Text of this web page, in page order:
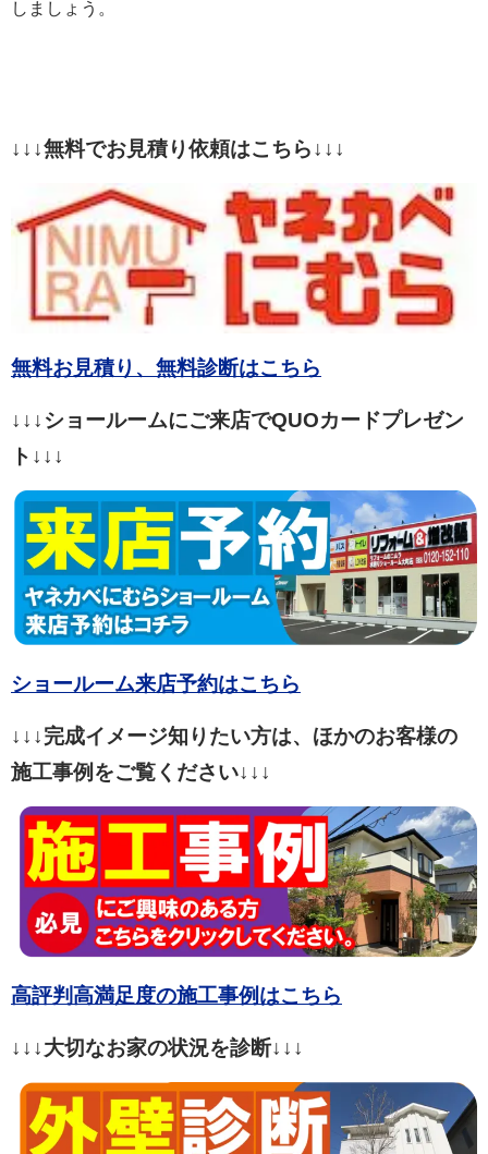
しましょう。
↓↓↓無料でお見積り依頼はこちら↓↓↓
無料お見積り、無料診断はこちら
↓↓↓ショールームにご来店でQUOカードプレゼン
ト↓↓↓
ショールーム来店予約はこちら
↓↓↓完成イメージ知りたい方は、ほかのお客様の
施工事例をご覧ください↓↓↓
高評判高満足度の施工事例はこちら
↓↓↓大切なお家の状況を診断↓↓↓